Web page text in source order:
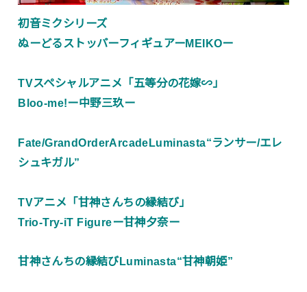
初音ミクシリーズ
ぬーどるストッパーフィギュアーMEIKOー
TVスペシャルアニメ「五等分の花嫁∽」
Bloo-me!ー中野三玖ー
Fate/GrandOrderArcadeLuminasta“ランサー/エレ
シュキガル”
TVアニメ「甘神さんちの縁結び」
Trio-Try-iT Figureー甘神夕奈ー
甘神さんちの縁結びLuminasta“甘神朝姫”